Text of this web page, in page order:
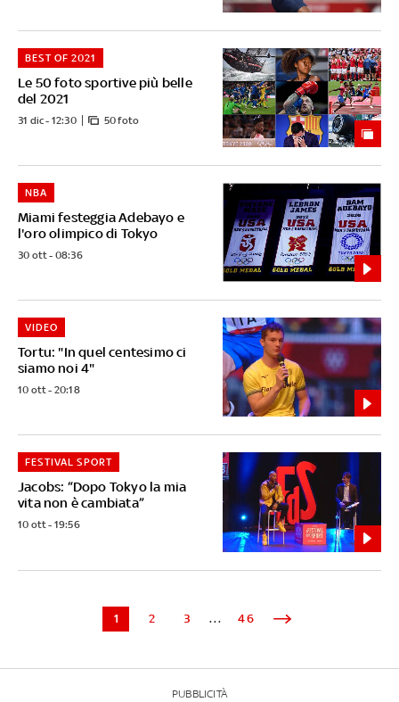
Le 50 foto sportive più belle
del 2021
BEST OF 2021
31 dic - 12:30 50 foto
Miami festeggia Adebayo e
l'oro olimpico di Tokyo
NBA
30 ott - 08:36
Tortu: "In quel centesimo ci
siamo noi 4"
VIDEO
10 ott - 20:18
Jacobs: “Dopo Tokyo la mia
vita non è cambiata”
FESTIVAL SPORT
10 ott - 19:56
1 2 3 ... 46
PUBBLICITÀ